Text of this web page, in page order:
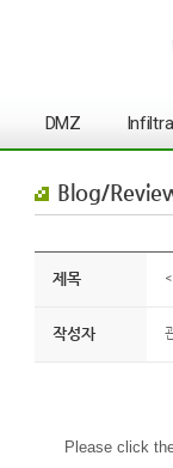
DMZ
Blog/
제목
작성자
Please click